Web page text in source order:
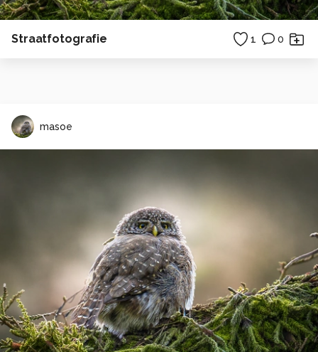
Straatfotografie 1 0
masoe